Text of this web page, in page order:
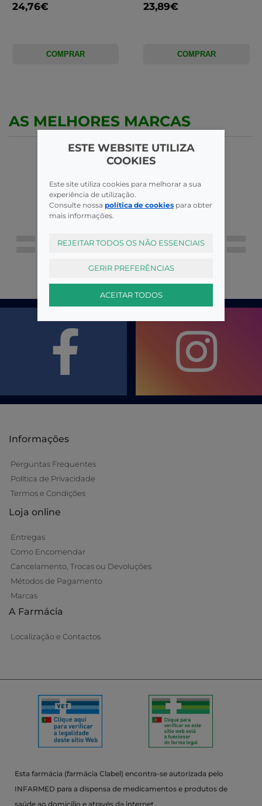
24,76€
COMPRAR
23,89€
COMPRAR
AS MELHORES MARCAS
Informações
Perguntas Frequentes
Política de Privacidade
Termos e Condições
Loja online
Entregas
Como Encomendar
Cancelamento, Trocas ou Devoluções
Métodos de Pagamento
Marcas
A Farmácia
Localização e Contactos
Esta farmácia (farmácia Clabel) encontra-se autorizada pelo
INFARMED para a dispensa de medicamentos e produtos de
saúde ao domicílio e através da internet.
ESTE WEBSITE UTILIZA
COOKIES
Este site utiliza cookies para melhorar a sua
experiência de utilização.
Consulte nossa política de cookies para obter
mais informações.
REJEITAR TODOS OS NÃO ESSENCIAIS
GERIR PREFERÊNCIAS
ACEITAR TODOS